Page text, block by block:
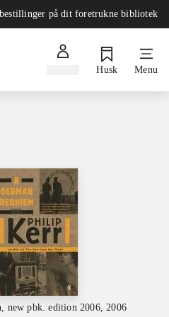
på dit foretrukne bibliotek
Husk Menu
new pbk. edition 2006, 2006